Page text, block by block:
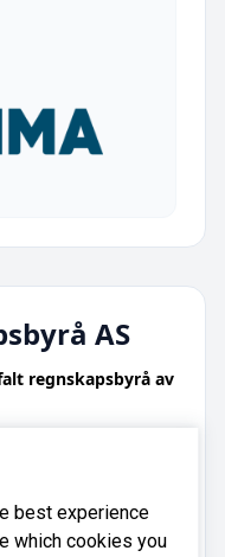
AS
regnskapsbyrå av
best experience
which cookies you